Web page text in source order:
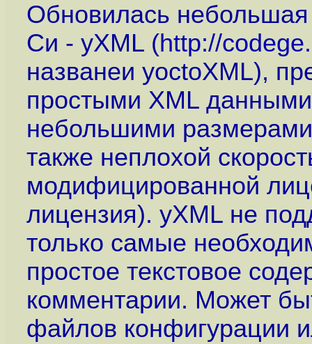
Обновилась небольшая
Си - yXML (http://
названеи yoctoXML),
простыми XML
небольшими
также неплохой
модифицированной
лицензия). yXML не
только самые
простое текстовое
комментарии. Может
файлов конфигурации